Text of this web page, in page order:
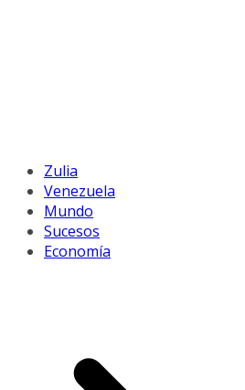
Zulia
Venezuela
Mundo
Sucesos
Economía